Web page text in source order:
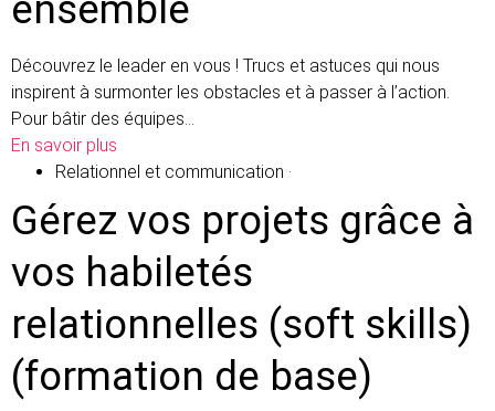
Découvrez le leader en vous ! Trucs et astuces qui nous
inspirent à surmonter les obstacles et à passer à l’action.
Pour bâtir des équipes…
En savoir plus
Relationnel et communication ·
Gérez vos projets grâce à
vos habiletés
relationnelles (soft skills)
(formation de base)